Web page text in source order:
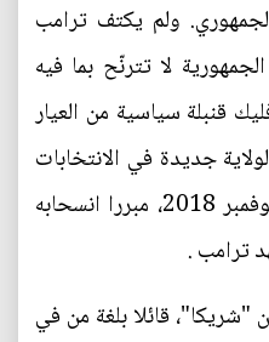
ولم يكتف ترامب
لا تترنّح بما فيه
قنبلة سياسية من العيار
جديدة في الانتخابات
البرلمانية في تشرين الثاني/نوفمبر 2018، مبررا انسحابه
ترامب .
قائلا بلغة من في